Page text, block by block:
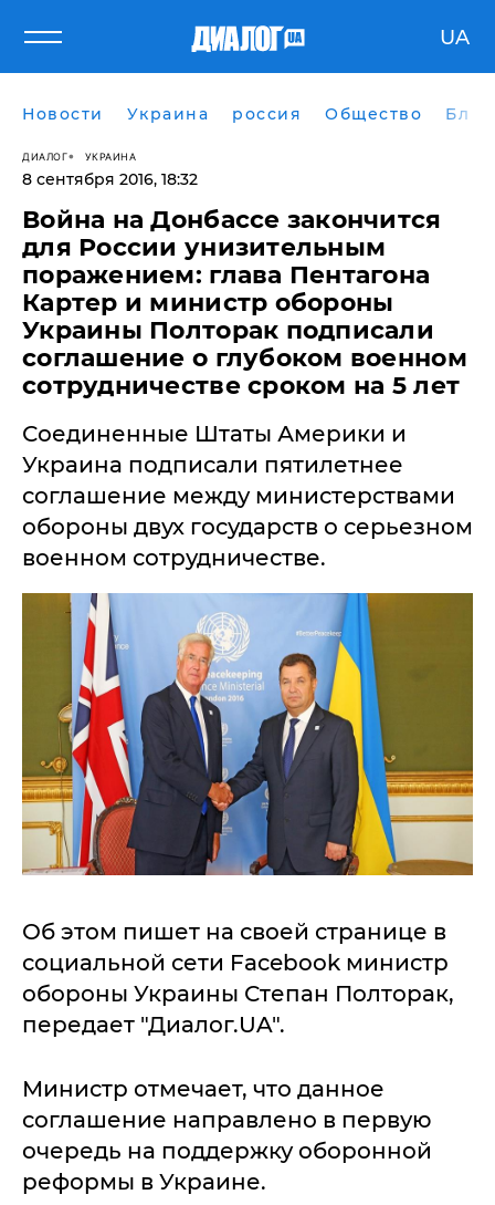
UA
Новости Украина россия Общество
ДИАЛОГ УКРАИНА
8 сентября 2016, 18:32
Война на Донбассе закончится
для России унизительным
поражением: глава Пентагона
Картер и министр обороны
Украины Полторак подписали
соглашение о глубоком военном
сотрудничестве сроком на 5 лет
Соединенные Штаты Америки и
Украина подписали пятилетнее
соглашение между министерствами
обороны двух государств о серьезном
военном сотрудничестве.
Об этом пишет на своей странице в
социальной сети Facebook министр
обороны Украины Степан Полторак,
передает "Диалог.UA".
Министр отмечает, что данное
соглашение направлено в первую
очередь на поддержку оборонной
реформы в Украине.